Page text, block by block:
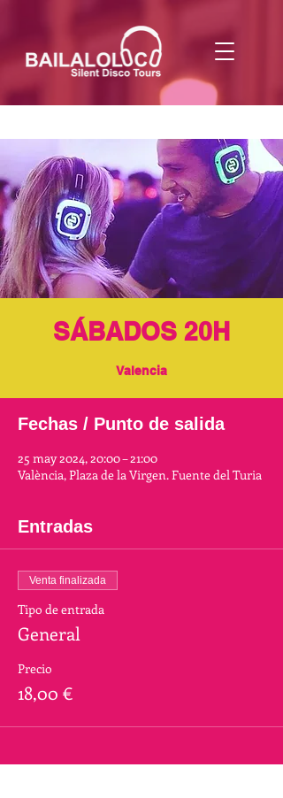
SÁBADOS 20H
Valencia
Fechas / Punto de salida
25 may 2024, 20:00 – 21:00
València, Plaza de la Virgen. Fuente del Turia
Entradas
Venta finalizada
Tipo de entrada
General
Precio
18,00 €